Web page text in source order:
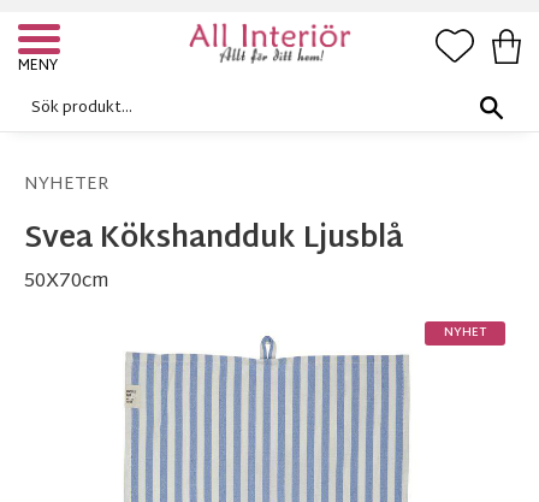
Meny
NYHETER
Svea Kökshandduk Ljusblå
50X70cm
NYHET